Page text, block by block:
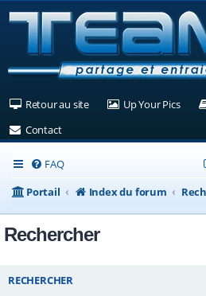
Retour au site(Ouvre un nouvel onglet)
Up Your Pics
Contact(Ouvre un nouvel onglet)
FAQ
Portail
Index du forum
Rechercher
RECHERCHER